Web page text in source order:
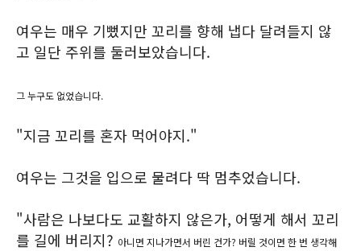
여우는 매우 기뻤지만 꼬리를 향해 냅다 달려들지 않
고 일단 주위를 둘러보았습니다.
그 누구도 없었습니다.
"지금 꼬리를 혼자 먹어야지."
여우는 그것을 입으로 물려다 딱 멈추었습니다.
"사람은 나보다도 교활하지 않은가, 어떻게 해서 꼬리
를 길에 버리지? 아니면 지나가면서 버린 건가? 버릴 것이면 한 번 생각해